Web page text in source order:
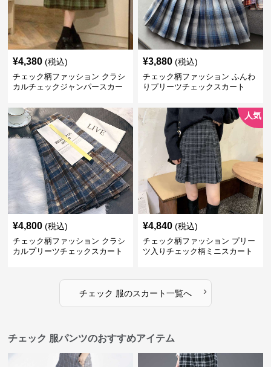
¥4,380 (税込)
チェック柄ファッション クラシ
カルチェックジャンパースカー
¥3,880 (税込)
チェック柄ファッション ふんわ
りプリーツチェックスカート
¥4,800 (税込)
チェック柄ファッション クラシ
カルプリーツチェックスカート
人気
¥4,840 (税込)
チェック柄ファッション プリー
ツ入りチェック柄ミニスカート
チェック 服のスカート一覧へ ›
チェック 服パンツのおすすめアイテム